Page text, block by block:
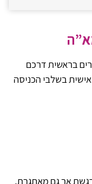
בראשית דרכם
בשלבי הכניסה
אך גם מאתגרת,